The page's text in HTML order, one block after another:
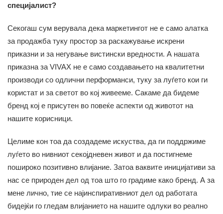
специјалист?
Секогаш сум верувала дека маркетингот не е само алатка
за продажба туку простор за раскажување искрени
приказни и за негување вистински вредности. А нашата
приказна за VIVAX не е само создавањето на квалитетни
производи со одлични перформанси, туку за луѓето кои ги
користат и за светот во кој живееме. Сакаме да бидеме
бренд кој е присутен во повеќе аспекти од животот на
нашите корисници.
Целиме кон тоа да создадеме искуства, да ги поддржиме
луѓето во нивниот секојдневен живот и да постигнеме
пошироко позитивно влијание. Затоа ваквите иницијативи за
нас се природен дел од тоа што го градиме како бренд. А за
мене лично, тие се најинспиративниот дел од работата
бидејќи го гледам влијанието на нашите одлуки во реално